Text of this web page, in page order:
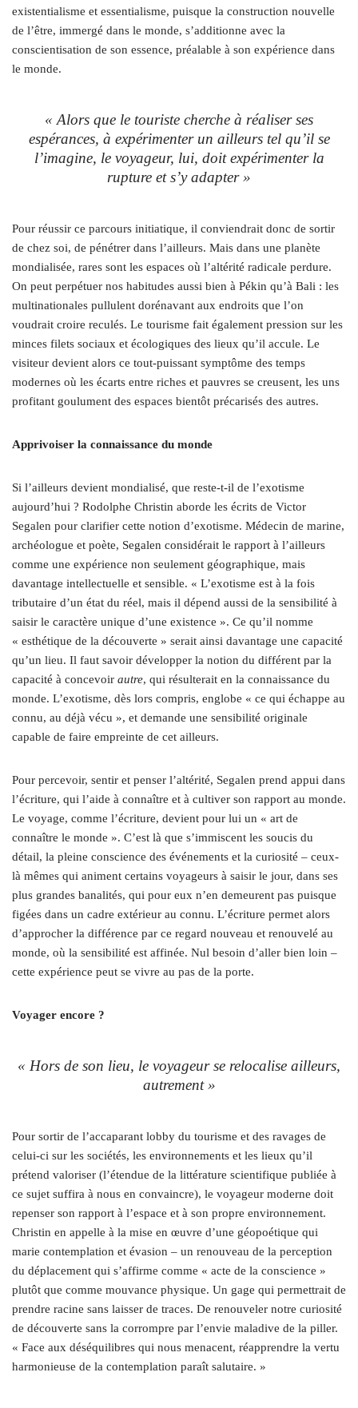
existentialisme et essentialisme, puisque la construction nouvelle
de l’être, immergé dans le monde, s’additionne avec la
conscientisation de son essence, préalable à son expérience dans
le monde.
« Alors que le touriste cherche à réaliser ses
espérances, à expérimenter un ailleurs tel qu’il se
l’imagine, le voyageur, lui, doit expérimenter la
rupture et s’y adapter »
Pour réussir ce parcours initiatique, il conviendrait donc de sortir
de chez soi, de pénétrer dans l’ailleurs. Mais dans une planète
mondialisée, rares sont les espaces où l’altérité radicale perdure.
On peut perpétuer nos habitudes aussi bien à Pékin qu’à Bali : les
multinationales pullulent dorénavant aux endroits que l’on
voudrait croire reculés. Le tourisme fait également pression sur les
minces filets sociaux et écologiques des lieux qu’il accule. Le
visiteur devient alors ce tout-puissant symptôme des temps
modernes où les écarts entre riches et pauvres se creusent, les uns
profitant goulument des espaces bientôt précarisés des autres.
Apprivoiser la connaissance du monde
Si l’ailleurs devient mondialisé, que reste-t-il de l’exotisme
aujourd’hui ? Rodolphe Christin aborde les écrits de Victor
Segalen pour clarifier cette notion d’exotisme. Médecin de marine,
archéologue et poète, Segalen considérait le rapport à l’ailleurs
comme une expérience non seulement géographique, mais
davantage intellectuelle et sensible. « L’exotisme est à la fois
tributaire d’un état du réel, mais il dépend aussi de la sensibilité à
saisir le caractère unique d’une existence ». Ce qu’il nomme
« esthétique de la découverte » serait ainsi davantage une capacité
qu’un lieu. Il faut savoir développer la notion du différent par la
capacité à concevoir autre, qui résulterait en la connaissance du
monde. L’exotisme, dès lors compris, englobe « ce qui échappe au
connu, au déjà vécu », et demande une sensibilité originale
capable de faire empreinte de cet ailleurs.
Pour percevoir, sentir et penser l’altérité, Segalen prend appui dans
l’écriture, qui l’aide à connaître et à cultiver son rapport au monde.
Le voyage, comme l’écriture, devient pour lui un « art de
connaître le monde ». C’est là que s’immiscent les soucis du
détail, la pleine conscience des événements et la curiosité – ceux-
là mêmes qui animent certains voyageurs à saisir le jour, dans ses
plus grandes banalités, qui pour eux n’en demeurent pas puisque
figées dans un cadre extérieur au connu. L’écriture permet alors
d’approcher la différence par ce regard nouveau et renouvelé au
monde, où la sensibilité est affinée. Nul besoin d’aller bien loin –
cette expérience peut se vivre au pas de la porte.
Voyager encore ?
« Hors de son lieu, le voyageur se relocalise ailleurs,
autrement »
Pour sortir de l’accaparant lobby du tourisme et des ravages de
celui-ci sur les sociétés, les environnements et les lieux qu’il
prétend valoriser (l’étendue de la littérature scientifique publiée à
ce sujet suffira à nous en convaincre), le voyageur moderne doit
repenser son rapport à l’espace et à son propre environnement.
Christin en appelle à la mise en œuvre d’une géopoétique qui
marie contemplation et évasion – un renouveau de la perception
du déplacement qui s’affirme comme « acte de la conscience »
plutôt que comme mouvance physique. Un gage qui permettrait de
prendre racine sans laisser de traces. De renouveler notre curiosité
de découverte sans la corrompre par l’envie maladive de la piller.
« Face aux déséquilibres qui nous menacent, réapprendre la vertu
harmonieuse de la contemplation paraît salutaire. »